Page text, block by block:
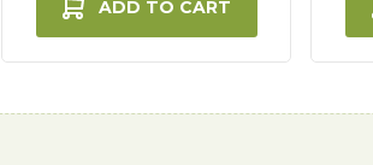
ADD TO CART